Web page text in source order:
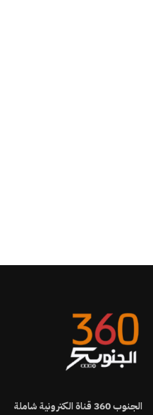
الجنوب360قناة الكترونية شاملة